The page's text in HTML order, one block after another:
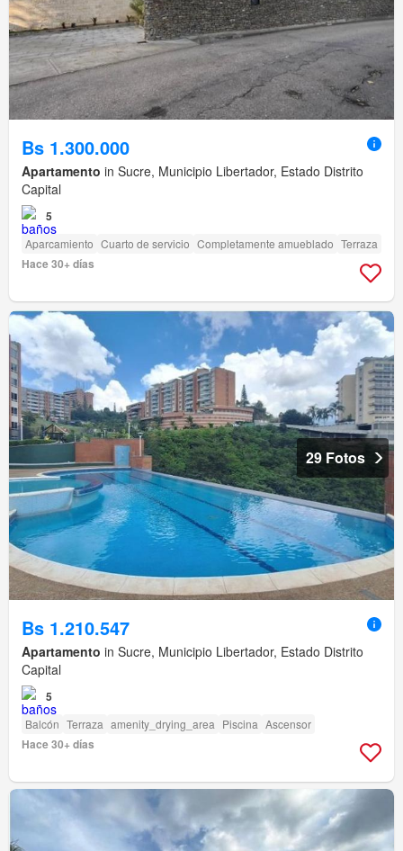
Bs 1.300.000
Apartamento in Sucre, Municipio Libertador, Estado Distrito
Capital
5
Aparcamiento Cuarto de servicio Completamente amueblado Terraza
Hace 30+ días
29 Fotos
Bs 1.210.547
Apartamento in Sucre, Municipio Libertador, Estado Distrito
Capital
5
Balcón Terraza amenity_drying_area Piscina Ascensor
Hace 30+ días